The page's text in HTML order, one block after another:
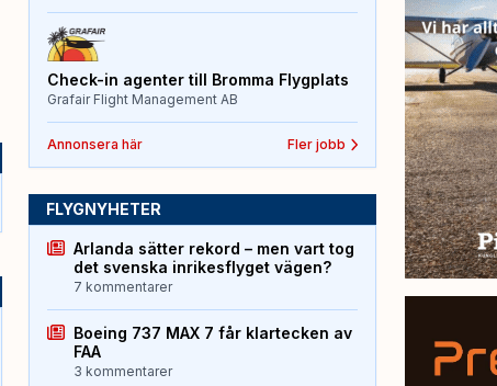
Check-in agenter till Bromma Flygplats
Grafair Flight Management AB
Annonsera här Fler jobb
FLYGNYHETER
Arlanda sätter rekord – men vart tog
det svenska inrikesflyget vägen?
7 kommentarer
Boeing 737 MAX 7 får klartecken av
FAA
3 kommentarer